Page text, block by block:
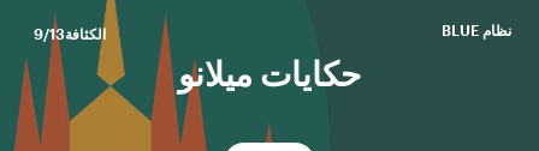
نظام BLUE الكثافة9/13
حكايات ميلانو